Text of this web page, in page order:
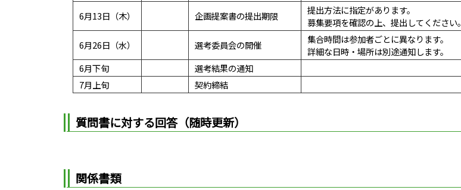
6月13日（木）
企画提案書の提出期限
提出方法に指定があります。
募集要項を確認の上、提出してください。
6月26日（水）
選考委員会の開催
集合時間は参加者ごとに異なります。
詳細な日時・場所は別途通知します。
6月下旬
選考結果の通知
7月上旬
契約締結
質問書に対する回答（随時更新）
関係書類